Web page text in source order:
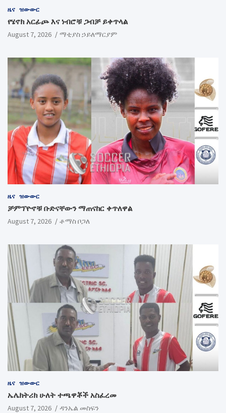
ዜና ዝውውር
የሄኖክ አርፊጮ እና ነብሮቹ ጋብቻ ይቀጥላል
August 7, 2026 ማቲያስ ኃይለማርያም
ዜና ዝውውር
ቻምፕዮኖቹ ቡድናቸውን ማጠናከር ቀጥለዋል
August 7, 2026 ቶማስ ቦጋለ
ዜና ዝውውር
ኤሌክትሪክ ሁለት ተጫዋቾች አስፈረመ
August 7, 2026 ዳንኤል መስፍን